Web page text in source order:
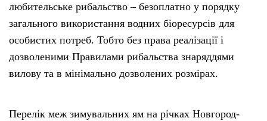
любительське рибальство – безоплатно у порядку
загального використання водних біоресурсів для
особистих потреб. Тобто без права реалізації і
дозволеними Правилами рибальства знаряддями
вилову та в мінімально дозволених розмірах.
Перелік меж зимувальних ям на річках Новгород-